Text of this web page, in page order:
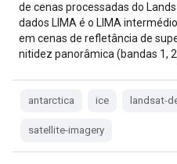
de cenas processadas do
dados LIMA é o LIMA
em cenas de refletância de
nitidez panorâmica (bandas 1, 2,
antarctica ice landsat-
satellite-imagery